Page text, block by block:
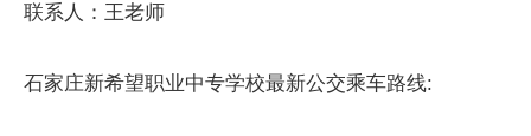
联系人：王老师
石家庄新希望职业中专学校最新公交乘车路线: